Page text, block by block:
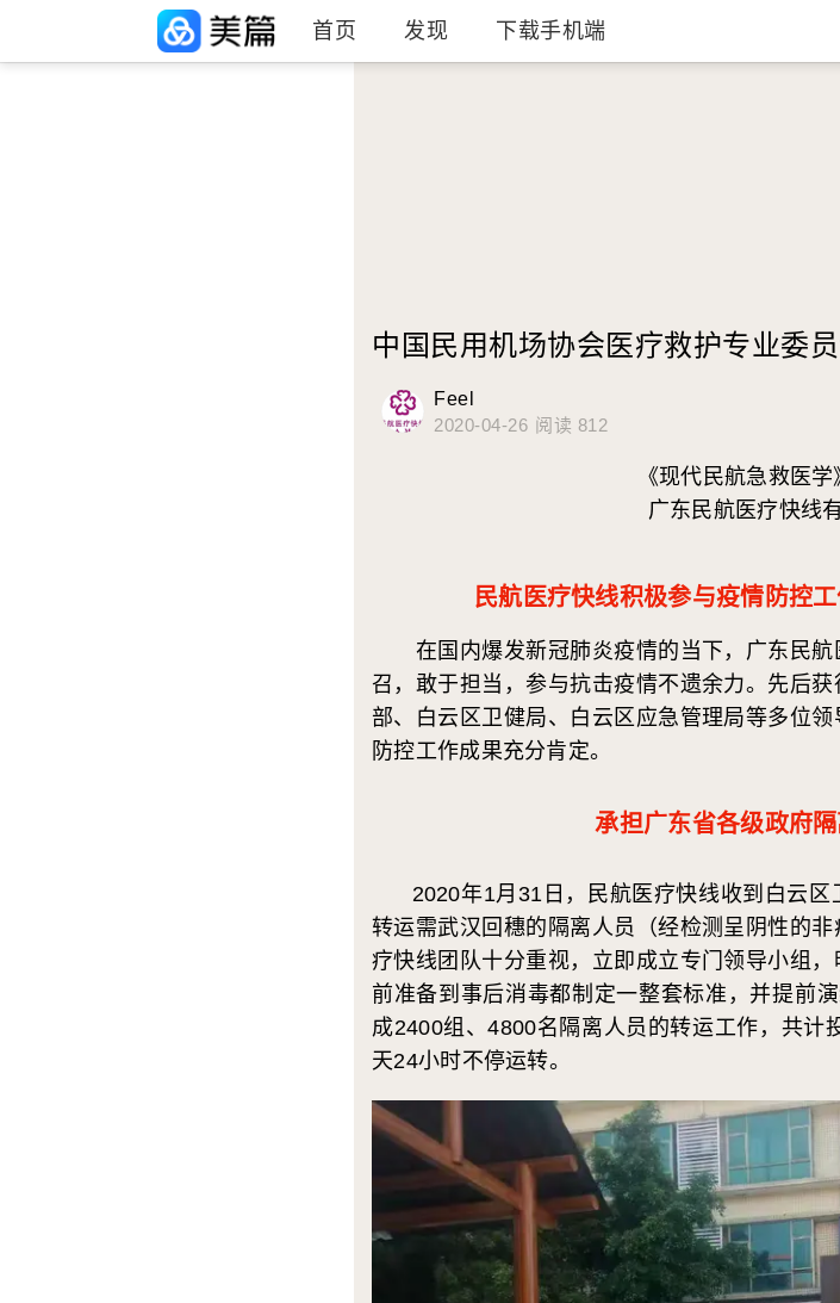
首页 发现 下载手机端
中国民用机场协会医疗救护专业委
Feel
2020-04-26 阅读 812
《现代民航急救医
广东民航医疗快线
民航医疗快线积极参与疫情防控
在国内爆发新冠肺炎疫情的当下，广东民航
召，敢于担当，参与抗击疫情不遗余力。先后
部、白云区卫健局、白云区应急管理局等多位
防控工作成果充分肯定。
承担广东省各级政府
2020年1月31日，民航医疗快线收到白云区
转运需武汉回穗的隔离人员（经检测呈阴性的
疗快线团队十分重视，立即成立专门领导小组
前准备到事后消毒都制定一整套标准，并提前
成2400组、4800名隔离人员的转运工作，共计
天24小时不停运转。